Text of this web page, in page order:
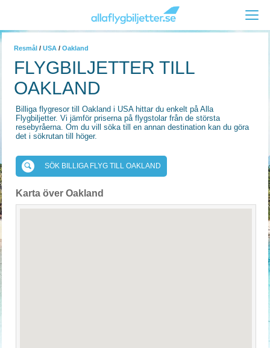
Resmål / USA / Oakland
FLYGBILJETTER TILL
OAKLAND
Billiga flygresor till Oakland i USA hittar du enkelt på Alla
Flygbiljetter. Vi jämför priserna på flygstolar från de största
resebyråerna. Om du vill söka till en annan destination kan du göra
det i sökrutan till höger.
SÖK BILLIGA FLYG TILL OAKLAND
Karta över Oakland